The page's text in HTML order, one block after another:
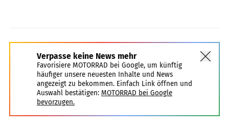
Verpasse keine News mehr
Favorisiere MOTORRAD bei Google, um künftig
häufiger unsere neuesten Inhalte und News
angezeigt zu bekommen. Einfach Link öffnen und
Auswahl bestätigen: MOTORRAD bei Google
bevorzugen.